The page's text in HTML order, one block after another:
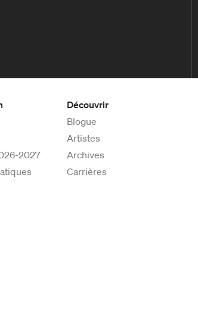
2027
Découvrir
Blogue
Artistes
Archives
Carrières